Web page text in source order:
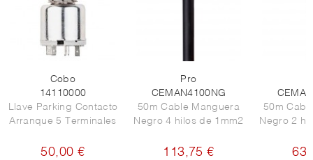
Cobo
14110000
Llave Parking Contacto
Arranque 5 Terminales
50,00 €
Pro
CEMAN4100NG
50m Cable Manguera
Negro 4 hilos de 1mm2
113,75 €
50m
Negro 2